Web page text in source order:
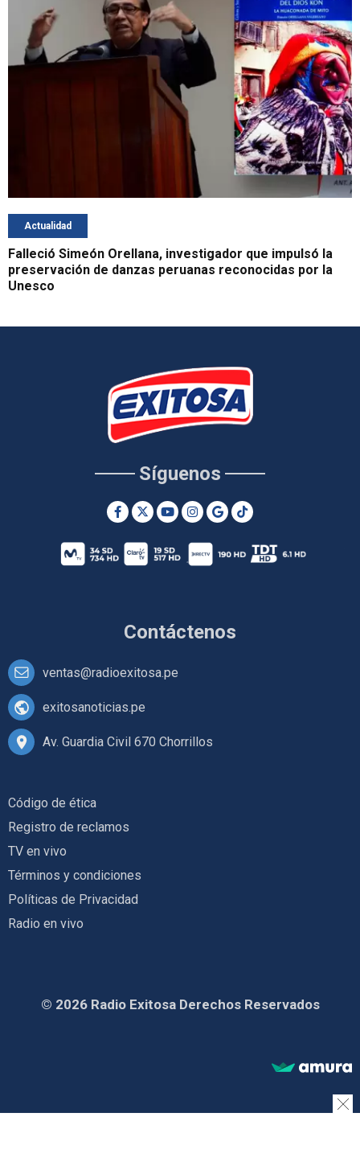
Actualidad
Falleció Simeón Orellana, investigador que impulsó la
preservación de danzas peruanas reconocidas por la
Unesco
Contáctenos
ventas@radioexitosa.pe
exitosanoticias.pe
Av. Guardia Civil 670 Chorrillos
Síguenos
Código de ética
Registro de reclamos
TV en vivo
Términos y condiciones
Políticas de Privacidad
Radio en vivo
© 2026 Radio Exitosa Derechos Reservados